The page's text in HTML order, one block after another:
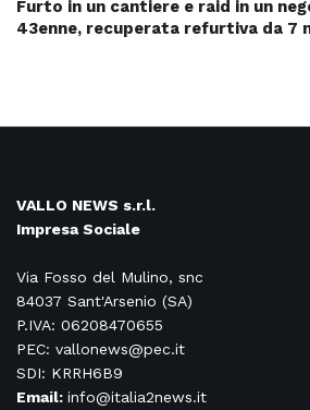
Furto in un cantiere e raid in un
43enne, recuperata refurtiva da 7
VALLO NEWS s.r.l.
Impresa Sociale
Via Fosso del Mulino, snc
84037 Sant'Arsenio (SA)
P.IVA: 06208470655
PEC: vallonews@pec.it
SDI: KRRH6B9
Email: info@italia2news.it